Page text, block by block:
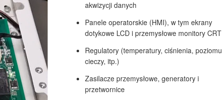
akwizycji danych
Panele operatorskie (HMI), w tym ekrany
dotykowe LCD i przemysłowe monitory CRT
Regulatory (temperatury, ciśnienia, poziomu
cieczy, itp.)
Zasilacze przemysłowe, generatory i
przetwornice